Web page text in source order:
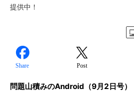
提供中！
Share Post
問題山積みのAndroid（9月2日号）